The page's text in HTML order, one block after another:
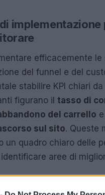
implementazione
efficacemente
del funnel e del
stabilire KPI chiari
figurano il tasso di
del carrello
sul sito. Queste
un quadro chiaro delle
aree di
utilizzare